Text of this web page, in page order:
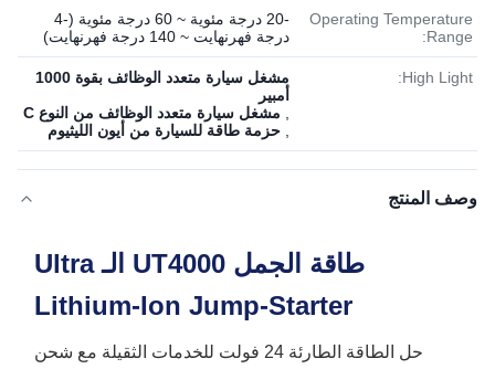
Operating Temperature
Range:
-20 درجة مئوية ~ 60 درجة مئوية (-4
درجة فهرنهايت ~ 140 درجة فهرنهايت)
High Light:
مشغل سيارة متعدد الوظائف بقوة 1000
أمبير
مشغل سيارة متعدد الوظائف من النوع C
حزمة طاقة للسيارة من أيون الليثيوم
وصف المنتج
طاقة الجمل UT4000 الـ Ultra
Lithium-Ion Jump-Starter
حل الطاقة الطارئة 24 فولت للخدمات الثقيلة مع شحن